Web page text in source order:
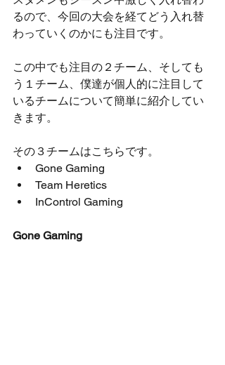
るので、今回の大会を経てどう入れ替
わっていくのかにも注目です。
この中でも注目の２チーム、そしても
う１チーム、僕達が個人的に注目して
いるチームについて簡単に紹介してい
きます。
その３チームはこちらです。
Gone Gaming
Team Heretics
InControl Gaming
Gone Gaming